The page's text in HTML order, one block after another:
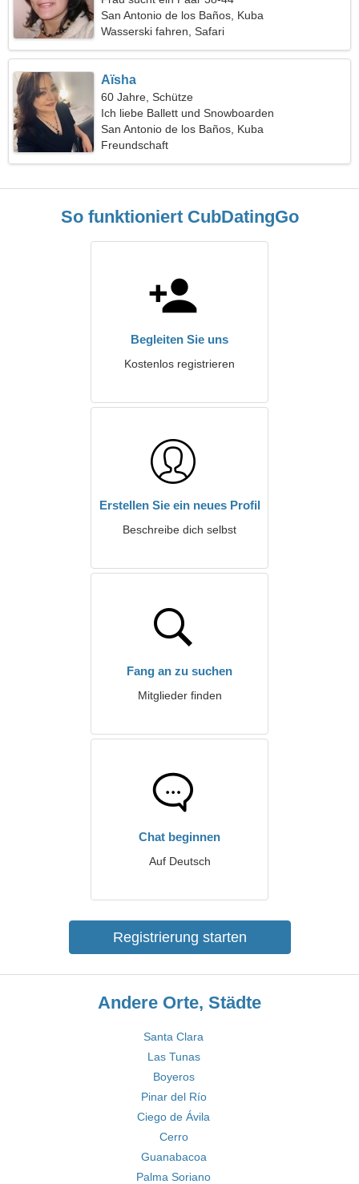
San Antonio de los Baños, Kuba
Wasserski fahren, Safari
Aïsha
60 Jahre, Schütze
Ich liebe Ballett und Snowboarden
San Antonio de los Baños, Kuba
Freundschaft
So funktioniert CubDatingGo
Begleiten Sie uns
Kostenlos registrieren
Erstellen Sie ein neues Profil
Beschreibe dich selbst
Fang an zu suchen
Mitglieder finden
Chat beginnen
Auf Deutsch
Registrierung starten
Andere Orte, Städte
Santa Clara
Las Tunas
Boyeros
Pinar del Río
Ciego de Ávila
Cerro
Guanabacoa
Palma Soriano